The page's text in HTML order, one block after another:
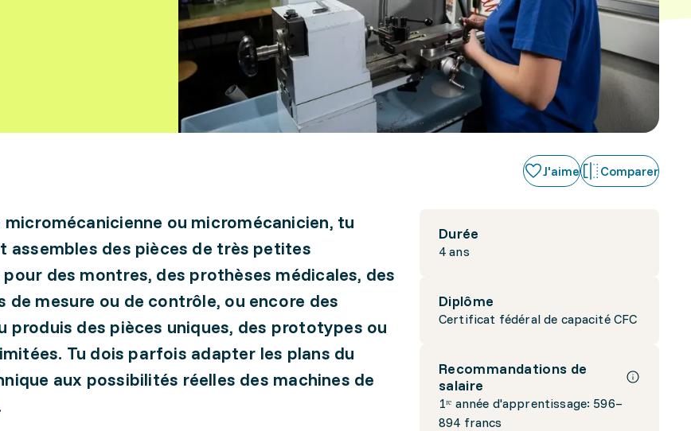
J'aime Comparer
Durée
4 ans
Diplôme
Certificat fédéral de capacité CFC
Recommandations de
salaire
1ʳᵉ année d'apprentissage: 596–
894 francs
micromécanicienne ou micromécanicien, tu
assembles des pièces de très petites
des montres, des prothèses médicales, des
de mesure ou de contrôle, ou encore des
produis des pièces uniques, des prototypes ou
Tu dois parfois adapter les plans du
aux possibilités réelles des machines de